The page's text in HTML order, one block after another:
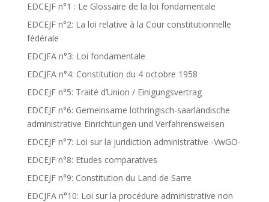
EDCEJF n°1 : Le Glossaire de la loi fondamentale
EDCEJF n°2: La loi relative à la Cour constitutionnelle
fédérale
EDCJFA n°3: Loi fondamentale
EDCJFA n°4: Constitution du 4 octobre 1958
EDCEJF n°5: Traité d’Union / Einigungsvertrag
EDCEJF n°6: Gemeinsame lothringisch-saarländische
administrative Einrichtungen und Verfahrensweisen
EDCEJF n°7: Loi sur la juridiction administrative -VwGO-
EDCEJF n°8: Etudes comparatives
EDCEJF n°9: Constitution du Land de Sarre
EDCJFA n°10: Loi sur la procédure administrative non